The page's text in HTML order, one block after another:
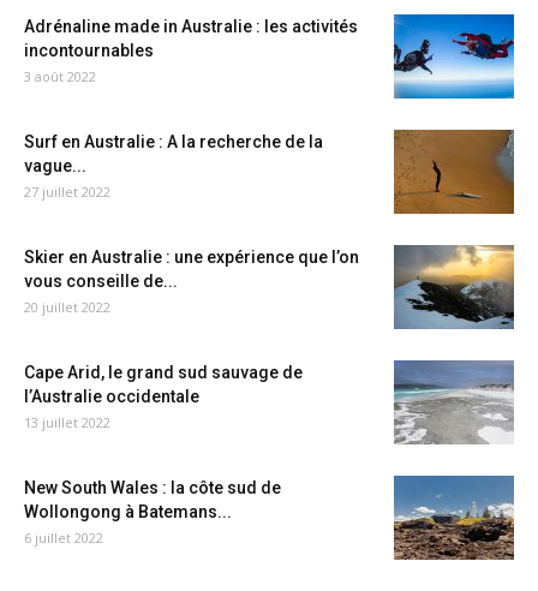
Adrénaline made in Australie : les activités
incontournables
3 août 2022
Surf en Australie : A la recherche de la
vague...
27 juillet 2022
Skier en Australie : une expérience que l’on
vous conseille de...
20 juillet 2022
Cape Arid, le grand sud sauvage de
l’Australie occidentale
13 juillet 2022
New South Wales : la côte sud de
Wollongong à Batemans...
6 juillet 2022